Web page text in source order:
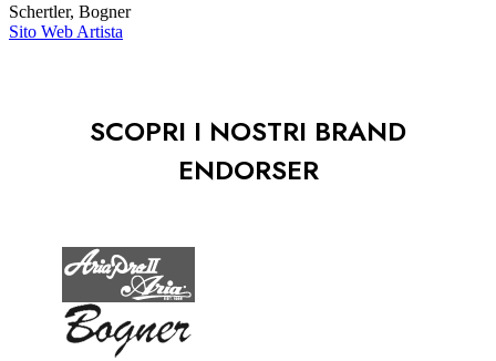
Schertler, Bogner
Sito Web Artista
SCOPRI I NOSTRI BRAND
ENDORSER